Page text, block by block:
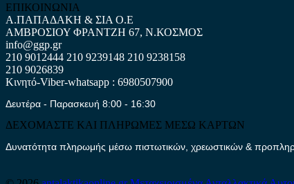
ΕΠΙΚΟΙΝΩΝΙΑ
Α.ΠΑΠΑΔΑΚΗ & ΣΙΑ Ο.Ε
ΑΜΒΡΟΣΙΟΥ ΦΡΑΝΤΖΗ 67, Ν.ΚΟΣΜΟΣ
info@ggp.gr
210 9012444 210 9239148 210 9238158
210 9026839
Κινητό-Viber-whatsapp : 6980507900
Δευτέρα - Παρασκευή 8:00 - 16:30
ΔΕΧΟΜΑΣΤΕ ΚΑΙ ΠΛΗΡΩΜΕΣ ΜΕΣΩ ΚΑΡΤΩΝ
Δυνατότητα πληρωμής μέσω πιστωτικών, χρεωστικών &